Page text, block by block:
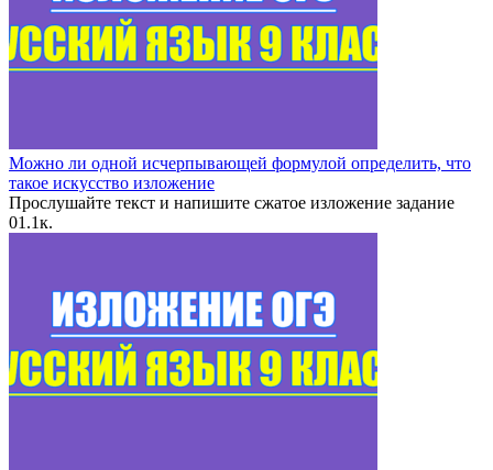
Можно ли одной исчерпывающей формулой определить, что
такое искусство изложение
Прослушайте текст и напишите сжатое изложение задание
01.1к.